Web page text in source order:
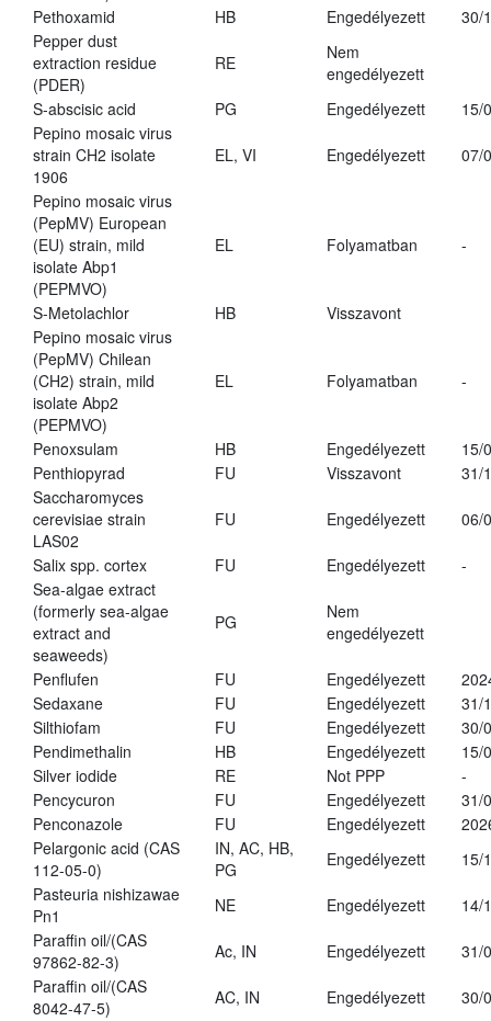
Pethoxamid
HB Engedélyezett
30/
Pepper dust
extraction residue
(PDER)
RE
Nem
engedélyezett
S-abscisic acid
PG Engedélyezett
15/
Pepino mosaic virus
strain CH2 isolate
1906
EL, VI Engedélyezett 07/
Pepino mosaic virus
(PepMV) European
(EU) strain, mild
isolate Abp1
(PEPMVO)
EL Folyamatban -
S-Metolachlor HB
Visszavont
Pepino mosaic virus
(PepMV) Chilean
(CH2) strain, mild
isolate Abp2
(PEPMVO)
EL Folyamatban -
Penoxsulam HB Engedélyezett
15/
Penthiopyrad
FU Visszavont
31/
Saccharomyces
cerevisiae strain
LAS02
FU Engedélyezett 06/
Salix spp. cortex FU Engedélyezett
-
Sea-algae extract
(formerly sea-algae
extract and
seaweeds)
PG
Nem
engedélyezett
Penflufen FU Engedélyezett
Sedaxane
FU Engedélyezett
31/
Silthiofam
FU Engedélyezett
30/
Pendimethalin
HB Engedélyezett
15/
Silver iodide
RE Not PPP
-
Pencycuron
FU Engedélyezett
31/
Penconazole
FU Engedélyezett
Pelargonic acid (CAS
112-05-0)
IN, AC, HB,
PG
Engedélyezett
15/
Pasteuria nishizawae
Pn1
NE Engedélyezett
14/
Paraffin oil/(CAS
97862-82-3)
Ac, IN Engedélyezett
31/
Paraffin oil/(CAS
8042-47-5)
AC, IN Engedélyezett 30/